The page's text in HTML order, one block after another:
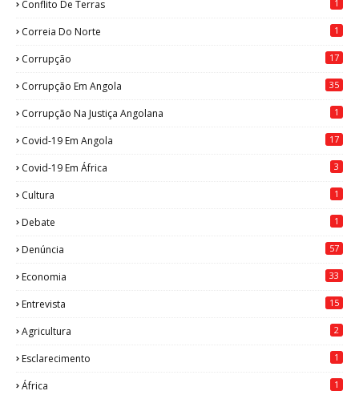
Conflito De Terras 1
Correia Do Norte 1
Corrupção 17
Corrupção Em Angola 35
Corrupção Na Justiça Angolana 1
Covid-19 Em Angola 17
Covid-19 Em África 3
Cultura 1
Debate 1
Denúncia 57
Economia 33
Entrevista 15
Agricultura 2
Esclarecimento 1
África 1